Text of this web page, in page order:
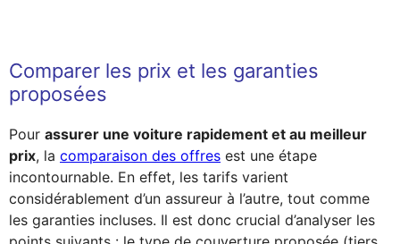
Comparer les prix et les garanties
proposées
Pour assurer une voiture rapidement et au meilleur
prix, la comparaison des offres est une étape
incontournable. En effet, les tarifs varient
considérablement d’un assureur à l’autre, tout comme
les garanties incluses. Il est donc crucial d’analyser les